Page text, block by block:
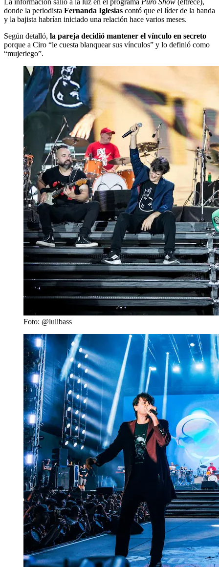
donde la periodista Fernanda Iglesias contó que el líder de la banda
y la bajista habrían iniciado una relación hace varios meses.
Según detalló, la pareja decidió mantener el vínculo en secreto
porque a Ciro “le cuesta blanquear sus vínculos” y lo definió como
“mujeriego”.
Foto: @lulibass